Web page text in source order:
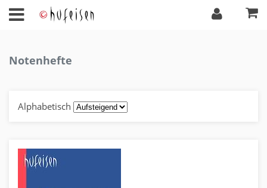
Notenhefte
Alphabetisch